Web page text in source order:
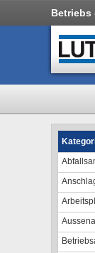
Betriebs